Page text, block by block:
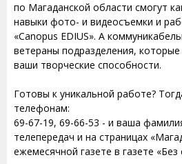
по Магаданской области смогут
навыки фото- и видеосъемки и
«Canopus EDIUS». А
ветераны подразделения,
ваши творческие способности.
Готовы к уникальной работе?
телефонам:
69-67-19, 69-66-53 - и ваша
телепередач и на страницах
ежемесячной газете в газете «Без